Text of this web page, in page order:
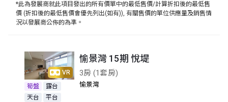
*此為發展商就此項目發出的所有價單中的最低售價/計算折扣後的最低售
價 (折扣後的最低售價會優先列出(如有)), 有關售價的單位供應量及銷售情
況以發展商公佈的為準。
VR
筍盤
露台
天台
平台
愉景灣 15期 悅堤
3房 (1套房)
愉景灣